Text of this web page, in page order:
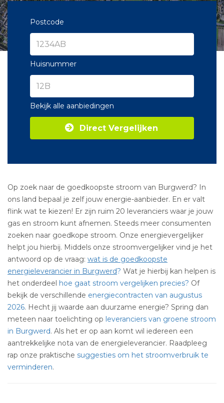
Postcode
Huisnummer
Bekijk alle aanbiedingen
Direct Vergelijken
Op zoek naar de goedkoopste stroom van Burgwerd? In
ons land bepaal je zelf jouw energie-aanbieder. En er valt
flink wat te kiezen! Er zijn ruim 20 leveranciers waar je jouw
gas en stroom kunt afnemen. Steeds meer consumenten
zoeken naar goedkope stroom. Onze energievergelijker
helpt jou hierbij. Middels onze stroomvergelijker vind je het
antwoord op de vraag: wat is de goedkoopste
energieleverancier in Burgwerd? Wat je hierbij kan helpen is
het onderdeel hoe gaat stroom vergelijken precies? Of
bekijk de verschillende energiecontracten van augustus
2026. Hecht jij waarde aan duurzame energie? Spring dan
meteen naar toelichting op leveranciers van groene stroom
in Burgwerd. Als het er op aan komt wil iedereen een
aantrekkelijke nota van de energieleverancier. Raadpleeg
rap onze praktische suggesties om het stroomverbruik te
verminderen.